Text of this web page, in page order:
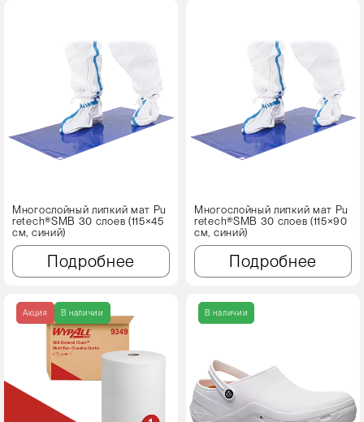
Многослойный липкий мат Pu
retech®SMB 30 слоев (115×45
см, синий)
Подробнее
Многослойный липкий мат Pu
retech®SMB 30 слоев (115×90
см, синий)
Подробнее
Акция В наличии В наличии